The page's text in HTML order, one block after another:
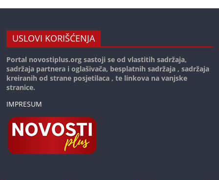
USLOVI KORIŠĆENJA
Portal novostiplus.org sastoji se od vlastitih sadržaja,
sadržaja partnera i oglašivača, besplatnih sadržaja , sadržaja
kreiranih od strane posjetilaca , te linkova na vanjske
stranice.
IMPRESUM